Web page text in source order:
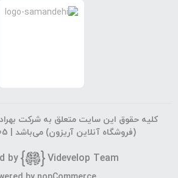
جستجوی
کلیه حقوق این سایت متعلق به شرکت بهراد
(فروشگاه آنلاین آریزون) می‌باشد |
by Videvelop Team